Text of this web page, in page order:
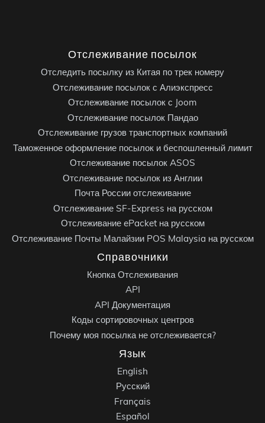
Отслеживание посылок
Отследить посылку из Китая по трек номеру
Отслеживание посылок с Алиэкспресс
Отслеживание посылок с Joom
Отслеживание посылок Пандао
Отслеживание грузов транспортных компаний
Таможенное оформление посылок и беспошленный лимит
Отслеживание посылок ASOS
Отслеживание посылок из Англии
Почта России отслеживание
Отслеживание SF-Express на русском
Отслеживание ePacket на русском
Отслеживание Почты Малайзии POS Malaysia на русском
Справочники
Кнопка Отслеживания
API
API Документация
Коды сортировочных центров
Почему моя посылка не отслеживается?
Язык
English
Русский
Français
Español